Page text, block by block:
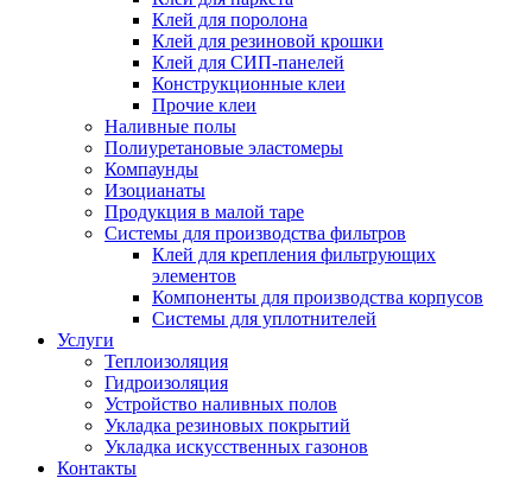
Клей для поролона
Клей для резиновой крошки
Клей для СИП-панелей
Конструкционные клеи
Прочие клеи
Наливные полы
Полиуретановые эластомеры
Компаунды
Изоцианаты
Продукция в малой таре
Системы для производства фильтров
Клей для крепления фильтрующих
элементов
Компоненты для производства корпусов
Системы для уплотнителей
Услуги
Теплоизоляция
Гидроизоляция
Устройство наливных полов
Укладка резиновых покрытий
Укладка искусственных газонов
Контакты